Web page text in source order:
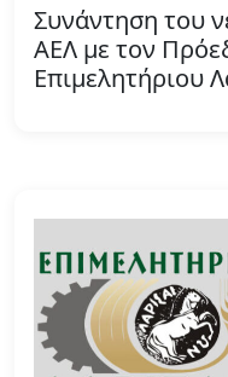
Συνάντηση του
ΑΕΛ με τον
Επιμελητήριου